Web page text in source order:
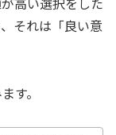
それは「良い意
す。